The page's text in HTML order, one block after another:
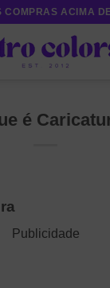
COMPRAS ACIMA
é
Publicidade